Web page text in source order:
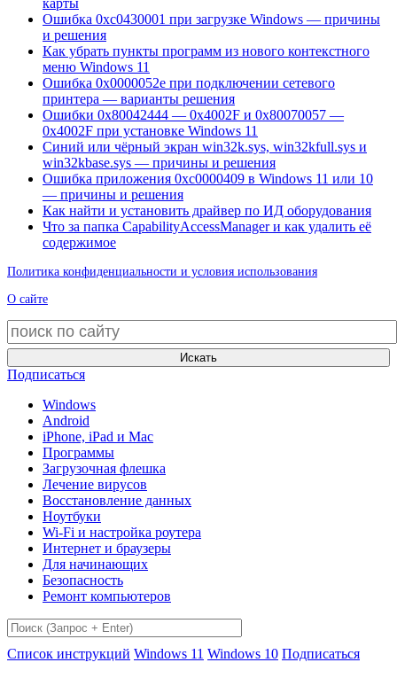
Ошибка 0xc0430001 при загрузке Windows — причины
и решения
Как убрать пункты программ из нового контекстного
меню Windows 11
Ошибка 0x0000052e при подключении сетевого
принтера — варианты решения
Ошибки 0x80042444 — 0x4002F и 0x80070057 —
0x4002F при установке Windows 11
Синий или чёрный экран win32k.sys, win32kfull.sys и
win32kbase.sys — причины и решения
Ошибка приложения 0xc0000409 в Windows 11 или 10
— причины и решения
Как найти и установить драйвер по ИД оборудования
Что за папка CapabilityAccessManager и как удалить её
содержимое
Политика конфиденциальности и условия использования
О сайте
Искать
Подписаться
Windows
Android
iPhone, iPad и Mac
Программы
Загрузочная флешка
Лечение вирусов
Восстановление данных
Ноутбуки
Wi-Fi и настройка роутера
Интернет и браузеры
Для начинающих
Безопасность
Ремонт компьютеров
Список инструкций Windows 11 Windows 10 Подписаться